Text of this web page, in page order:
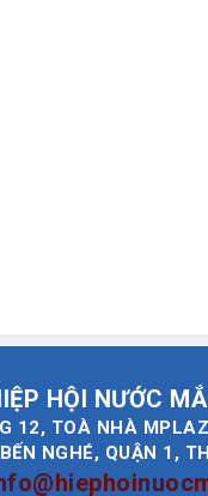
HỘI NƯỚC
12, TOÀ NHÀ
NGHÉ, QUẬN 1,